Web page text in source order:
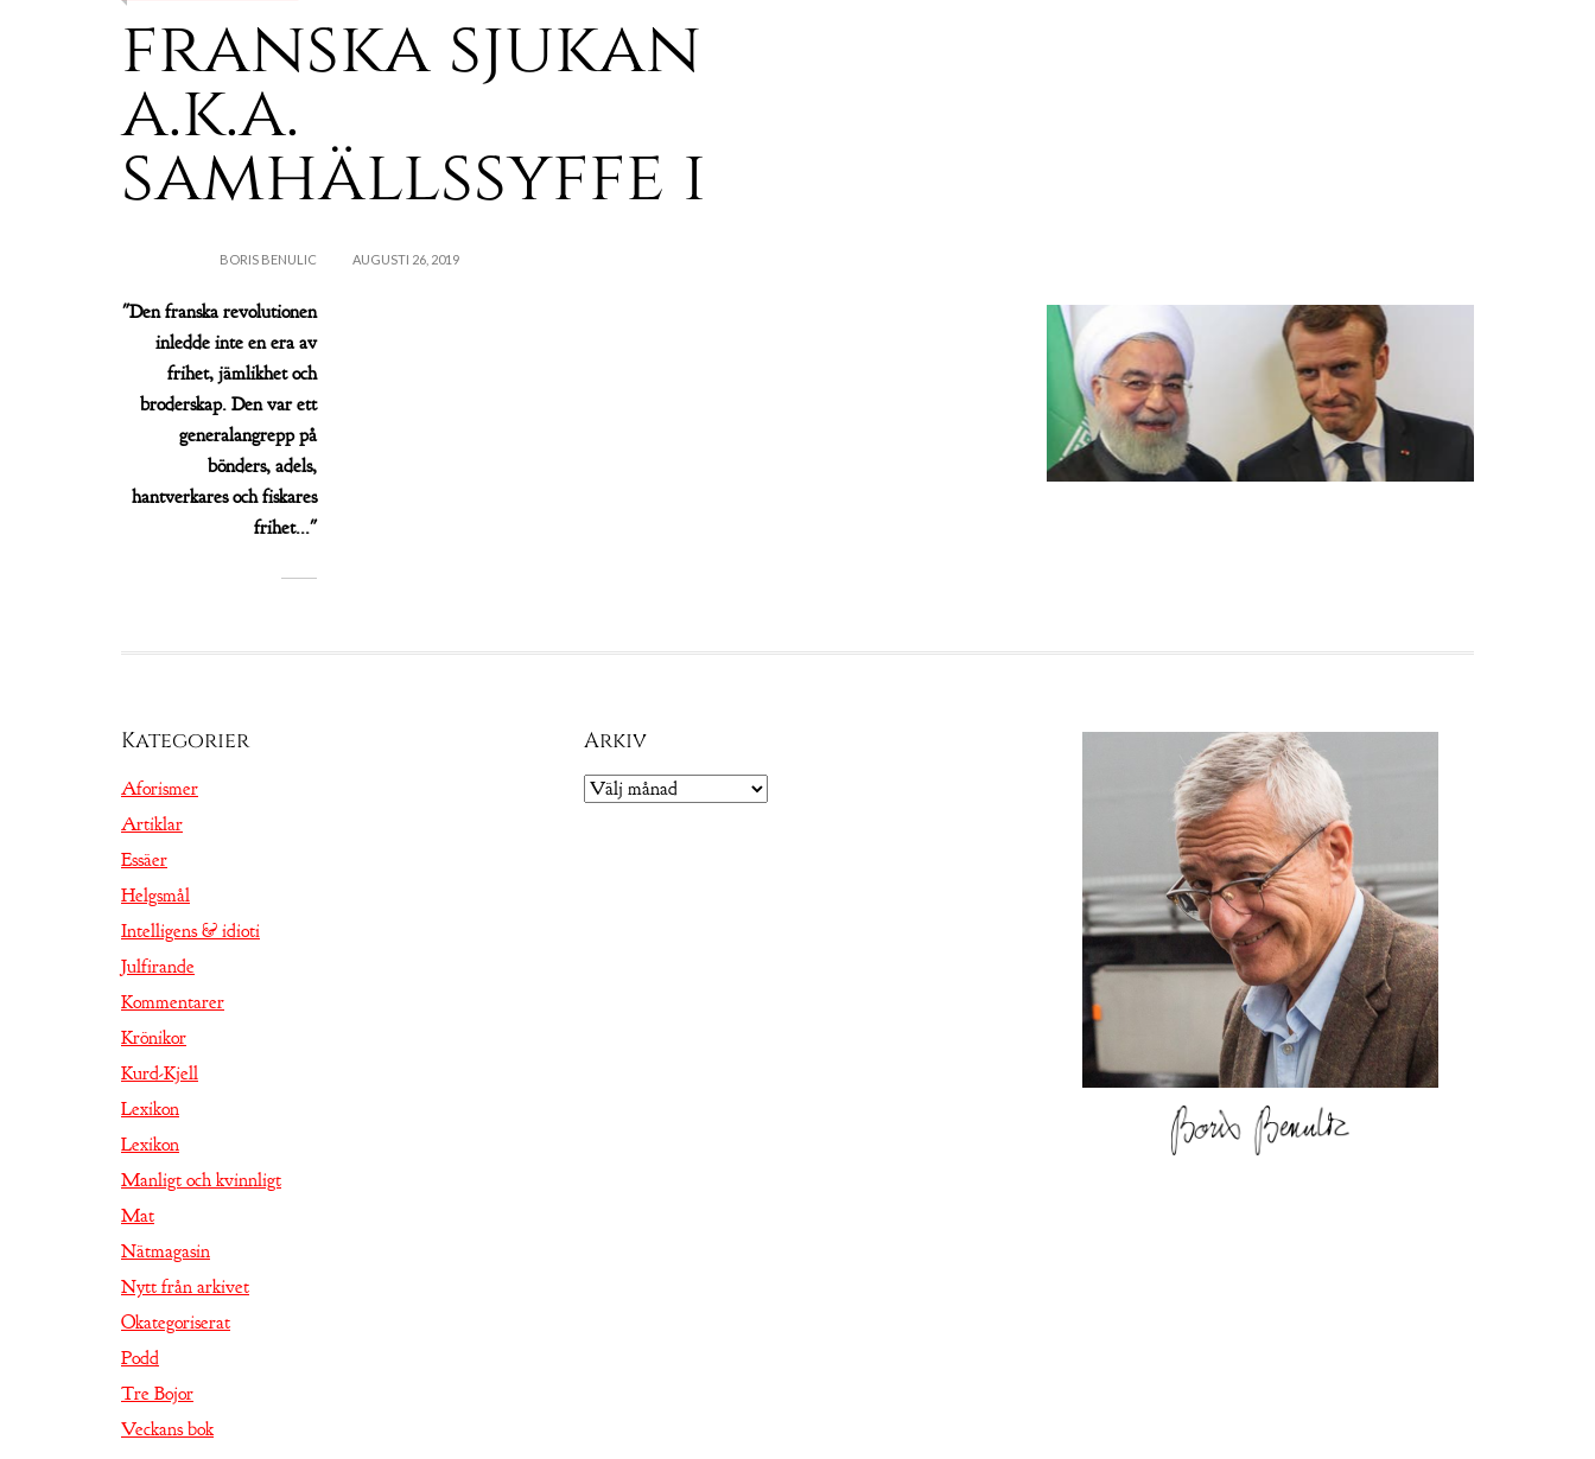
franska sjukan
a.k.a.
samhällssyffe i
BORIS BENULIC
"Den franska revolutionen
inledde inte en era av
frihet, jämlikhet och
broderskap. Den var ett
generalangrepp på
bönders, adels,
hantverkares och fiskares
frihet..."
AUGUSTI 26, 2019
Kategorier
Aforismer
Artiklar
Essäer
Helgsmål
Intelligens & idioti
Julfirande
Kommentarer
Krönikor
Kurd-Kjell
Lexikon
Lexikon
Manligt och kvinnligt
Mat
Nätmagasin
Nytt från arkivet
Okategoriserat
Podd
Tre Bojor
Veckans bok
Arkiv
Arkiv